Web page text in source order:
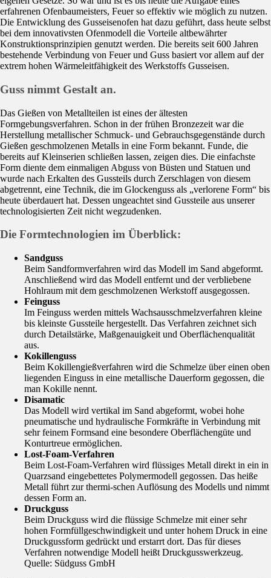
erfahrenen Ofenbaumeisters, Feuer so effektiv wie möglich zu nutzen.
Die Entwicklung des Gusseisenofen hat dazu geführt, dass heute selbst
bei dem innovativsten Ofenmodell die Vorteile altbewährter
Konstruktionsprinzipien genutzt werden. Die bereits seit 600 Jahren
bestehende Verbindung von Feuer und Guss basiert vor allem auf der
extrem hohen Wärmeleitfähigkeit des Werkstoffs Gusseisen.
Guss nimmt Gestalt an.
Das Gießen von Metallteilen ist eines der ältesten
Formgebungsverfahren. Schon in der frühen Bronzezeit war die
Herstellung metallischer Schmuck- und Gebrauchsgegenstände durch
Gießen geschmolzenen Metalls in eine Form bekannt. Funde, die
bereits auf Kleinserien schließen lassen, zeigen dies. Die einfachste
Form diente dem einmaligen Abguss von Büsten und Statuen und
wurde nach Erkalten des Gussteils durch Zerschlagen von diesem
abgetrennt, eine Technik, die im Glockenguss als „verlorene Form“ bis
heute überdauert hat. Dessen ungeachtet sind Gussteile aus unserer
technologisierten Zeit nicht wegzudenken.
Die Formtechnologien im Überblick:
Sandguss
Beim Sandformverfahren wird das Modell im Sand abgeformt.
Anschließend wird das Modell entfernt und der verbliebene
Hohlraum mit dem geschmolzenen Werkstoff ausgegossen.
Feinguss
Im Feinguss werden mittels Wachsausschmelzverfahren kleine
bis kleinste Gussteile hergestellt. Das Verfahren zeichnet sich
durch Detailstärke, Maßgenauigkeit und Oberflächenqualität
aus.
Kokillenguss
Beim Kokillengießverfahren wird die Schmelze über einen oben
liegenden Einguss in eine metallische Dauerform gegossen, die
man Kokille nennt.
Disamatic
Das Modell wird vertikal im Sand abgeformt, wobei hohe
pneumatische und hydraulische Formkräfte in Verbindung mit
sehr feinem Formsand eine besondere Oberflächengüte und
Konturtreue ermöglichen.
Lost-Foam-Verfahren
Beim Lost-Foam-Verfahren wird flüssiges Metall direkt in ein in
Quarzsand eingebettetes Polymermodell gegossen. Das heiße
Metall führt zur thermi-schen Auflösung des Modells und nimmt
dessen Form an.
Druckguss
Beim Druckguss wird die flüssige Schmelze mit einer sehr
hohen Formfüllgeschwindigkeit und unter hohem Druck in eine
Druckgussform gedrückt und erstarrt dort. Das für dieses
Verfahren notwendige Modell heißt Druckgusswerkzeug.
Quelle: Südguss GmbH